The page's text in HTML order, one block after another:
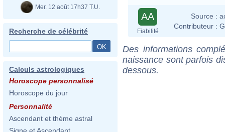
Mer. 12 août 17h37 T.U.
Recherche de célébrité
Calculs astrologiques
Horoscope personnalisé
Horoscope du jour
Personnalité
Ascendant et thème astral
AA
Fiabilité
Source :
Contributeur :
Des informations
naissance sont parfois
dessous.